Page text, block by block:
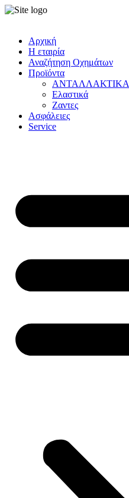
Αρχική
Η εταιρία
Αναζήτηση Οχημάτων
Προϊόντα
ΑΝΤΑΛΛΑΚΤΙΚΑ
Ελαστικά
Ζαντες
Ασφάλειες
Service